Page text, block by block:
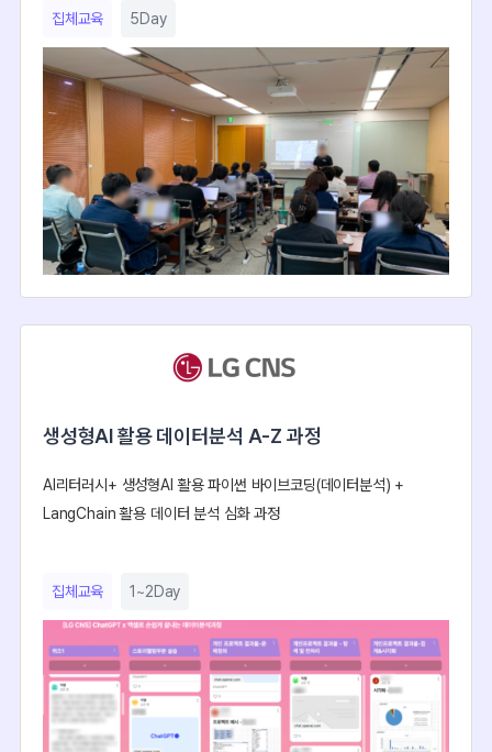
집체교육 5Day
생성형AI 활용 데이터분석 A-Z 과정
AI리터러시+ 생성형AI 활용 파이썬 바이브코딩(데이터분석) +
LangChain 활용 데이터 분석 심화 과정
집체교육 1~2Day